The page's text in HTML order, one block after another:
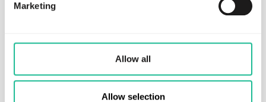
Marketing
Allow all
Allow selection